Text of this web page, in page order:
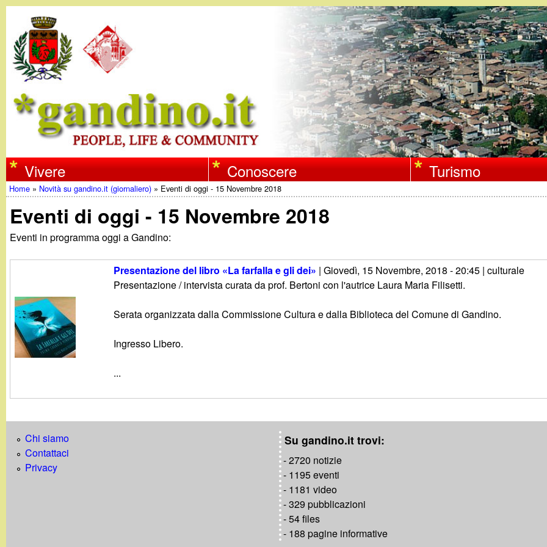
Salta
al
contenuto
principale
w
w
w
.
g
a
n
i
n
o
Vivere Conoscere Turismo
Tu
sei
Home » Novità su gandino.it (giornaliero) » Eventi di oggi - 15 Novembre 2018
Eventi di oggi - 15 Novembre 2018
Eventi in programma oggi a Gandino:
Presentazione del libro «La farfalla e gli dei» |Giovedì, 15 Novembre, 2018 - 20:45 | culturale
Presentazione / intervista curata da prof. Bertoni con l'autrice Laura Maria Filisetti.
Serata organizzata dalla Commissione Cultura e dalla Biblioteca del Comune di Gandino.
Ingresso Libero.
...
Chi siamo
Contattaci
Privacy
Su gandino.it trovi:
- 2720 notizie
- 1195 eventi
- 1181 video
- 329 pubblicazioni
- 54 files
- 188 pagine informative